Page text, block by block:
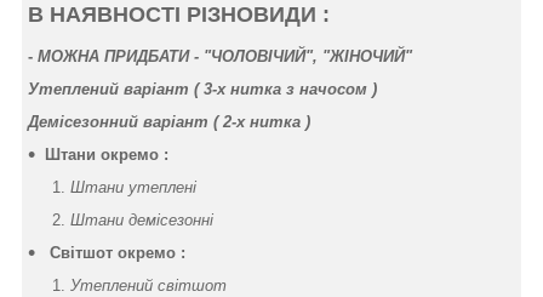
В НАЯВНОСТІ РІЗНОВИДИ :
- МОЖНА ПРИДБАТИ - "ЧОЛОВІЧИЙ", "ЖІНОЧИЙ"
Утеплений варіант ( 3-х нитка з начосом )
Демісезонний варіант ( 2-х нитка )
Штани окремо :
Штани утеплені
Штани демісезонні
Світшот окремо :
Утеплений світшот